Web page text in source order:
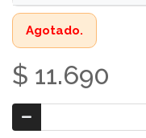
Agotado.
$ 11.690